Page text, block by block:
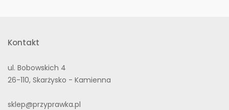
Kontakt
ul. Bobowskich 4
26-110, Skarżysko - Kamienna
sklep@przyprawka.pl